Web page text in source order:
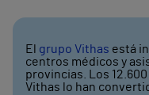
El grupo Vithas está
centros médicos y
provincias. Los
Vithas lo han